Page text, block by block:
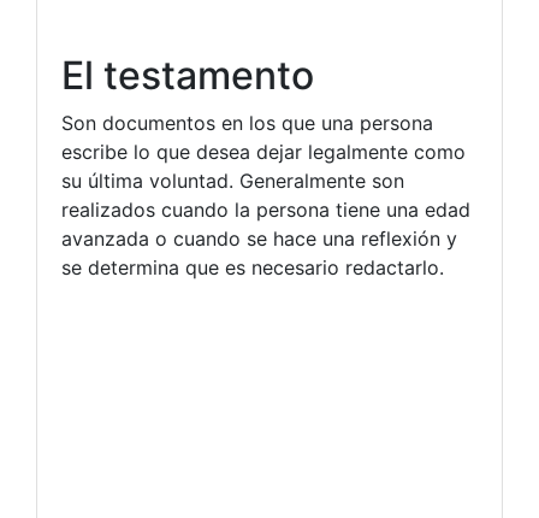
El testamento
Son documentos en los que una persona
escribe lo que desea dejar legalmente como
su última voluntad. Generalmente son
realizados cuando la persona tiene una edad
avanzada o cuando se hace una reflexión y
se determina que es necesario redactarlo.